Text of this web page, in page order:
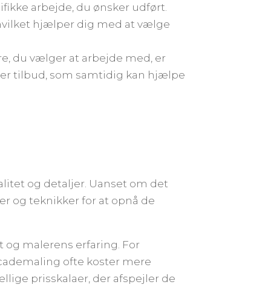
arbejde, du ønsker udført.
hjælper dig med at vælge
du vælger at arbejde med, er
tilbud, som samtidig kan hjælpe
og detaljer. Uanset om det
og teknikker for at opnå de
malerens erfaring. For
ofte koster mere
prisskalaer, der afspejler de